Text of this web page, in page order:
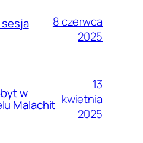
sesja
8 czerwca
2025
w
Malachit
13
kwietnia
2025